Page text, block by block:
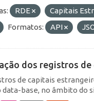
RDE Capitais
Formatos: API
dos registros
de capitais
data-base, no âmbito do